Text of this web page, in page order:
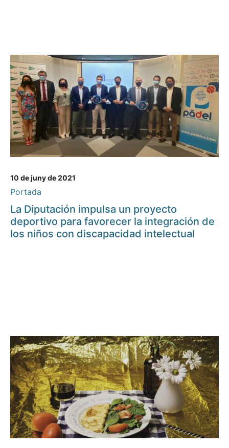
10 de juny de 2021
Portada
La Diputación impulsa un proyecto
deportivo para favorecer la integración de
los niños con discapacidad intelectual